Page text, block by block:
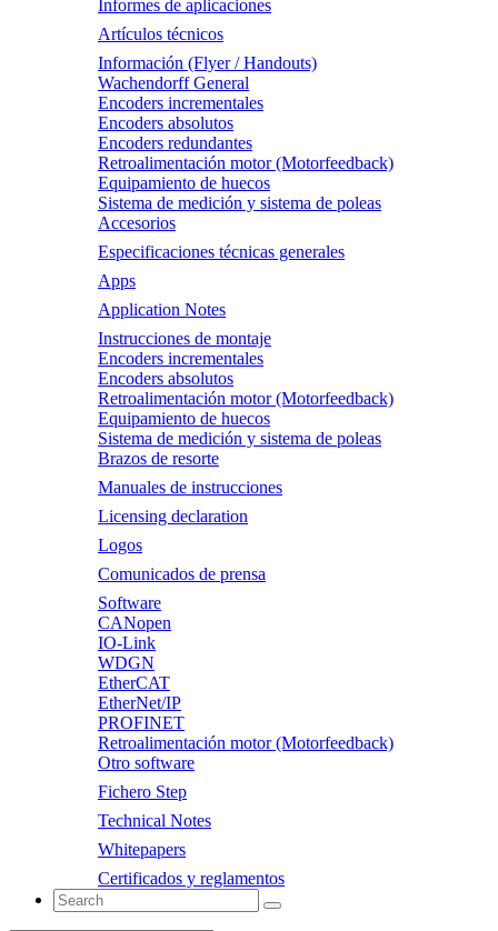
Informes de aplicaciones
Artículos técnicos
Información (Flyer / Handouts)
Wachendorff General
Encoders incrementales
Encoders absolutos
Encoders redundantes
Retroalimentación motor (Motorfeedback)
Equipamiento de huecos
Sistema de medición y sistema de poleas
Accesorios
Especificaciones técnicas generales
Apps
Application Notes
Instrucciones de montaje
Encoders incrementales
Encoders absolutos
Retroalimentación motor (Motorfeedback)
Equipamiento de huecos
Sistema de medición y sistema de poleas
Brazos de resorte
Manuales de instrucciones
Licensing declaration
Logos
Comunicados de prensa
Software
CANopen
IO-Link
WDGN
EtherCAT
EtherNet/IP
PROFINET
Retroalimentación motor (Motorfeedback)
Otro software
Fichero Step
Technical Notes
Whitepapers
Certificados y reglamentos